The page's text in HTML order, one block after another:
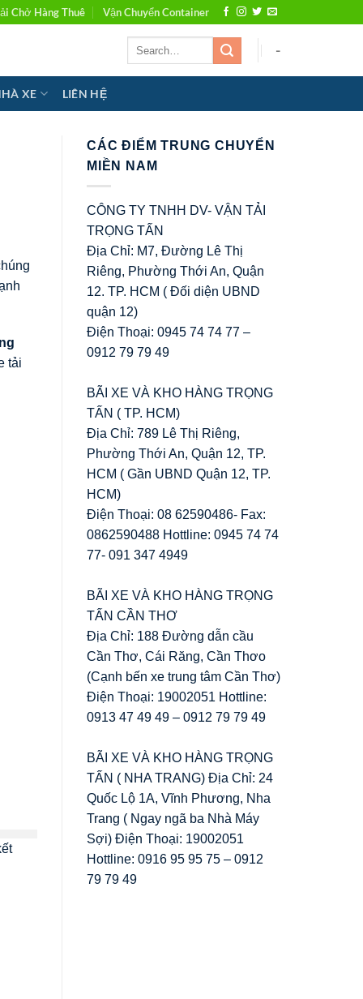
Chở Hàng Thuê Vận Chuyển Container
-
XE LIÊN HỆ
tải
CÁC ĐIỂM TRUNG CHUYỂN
MIỀN NAM
CÔNG TY TNHH DV- VẬN TẢI
TRỌNG TẤN
Địa Chỉ: M7, Đường Lê Thị
Riêng, Phường Thới An, Quận
12. TP. HCM ( Đối diện UBND
quận 12)
Điện Thoại: 0945 74 74 77 –
0912 79 79 49
BÃI XE VÀ KHO HÀNG TRỌNG
TẤN ( TP. HCM)
Địa Chỉ: 789 Lê Thị Riêng,
Phường Thới An, Quận 12, TP.
HCM ( Gần UBND Quận 12, TP.
HCM)
Điện Thoại: 08 62590486- Fax:
0862590488 Hottline: 0945 74 74
77- 091 347 4949
BÃI XE VÀ KHO HÀNG TRỌNG
TẤN CẦN THƠ
Địa Chỉ: 188 Đường dẫn cầu
Cần Thơ, Cái Răng, Cần Thơo
(Cạnh bến xe trung tâm Cần Thơ)
Điện Thoại: 19002051 Hottline:
0913 47 49 49 – 0912 79 79 49
BÃI XE VÀ KHO HÀNG TRỌNG
TẤN ( NHA TRANG) Địa Chỉ: 24
Quốc Lộ 1A, Vĩnh Phương, Nha
Trang ( Ngay ngã ba Nhà Máy
Sợi) Điện Thoại: 19002051
Hottline: 0916 95 95 75 – 0912
79 79 49